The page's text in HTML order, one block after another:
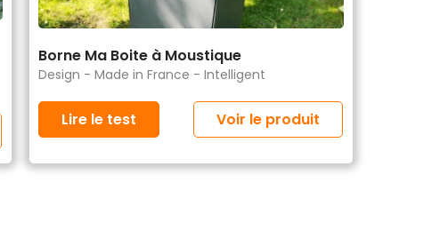
Borne Ma Boite à Moustique
Design - Made in France - Intelligent
Lire le test Voir le produit